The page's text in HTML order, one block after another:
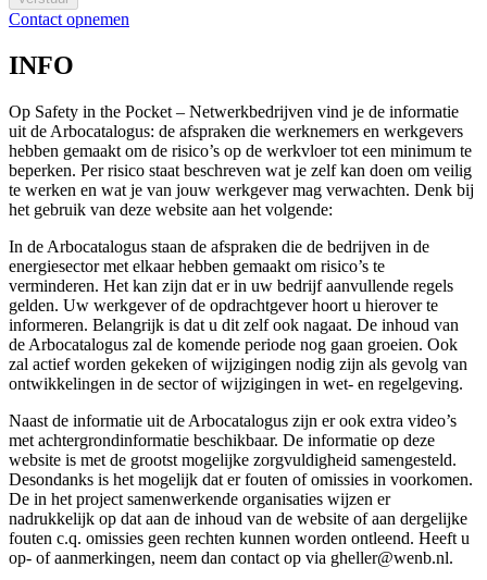
Contact opnemen
INFO
Op Safety in the Pocket – Netwerkbedrijven vind je de informatie
uit de Arbocatalogus: de afspraken die werknemers en werkgevers
hebben gemaakt om de risico’s op de werkvloer tot een minimum te
beperken. Per risico staat beschreven wat je zelf kan doen om veilig
te werken en wat je van jouw werkgever mag verwachten. Denk bij
het gebruik van deze website aan het volgende:
In de Arbocatalogus staan de afspraken die de bedrijven in de
energiesector met elkaar hebben gemaakt om risico’s te
verminderen. Het kan zijn dat er in uw bedrijf aanvullende regels
gelden. Uw werkgever of de opdrachtgever hoort u hierover te
informeren. Belangrijk is dat u dit zelf ook nagaat. De inhoud van
de Arbocatalogus zal de komende periode nog gaan groeien. Ook
zal actief worden gekeken of wijzigingen nodig zijn als gevolg van
ontwikkelingen in de sector of wijzigingen in wet- en regelgeving.
Naast de informatie uit de Arbocatalogus zijn er ook extra video’s
met achtergrondinformatie beschikbaar. De informatie op deze
website is met de grootst mogelijke zorgvuldigheid samengesteld.
Desondanks is het mogelijk dat er fouten of omissies in voorkomen.
De in het project samenwerkende organisaties wijzen er
nadrukkelijk op dat aan de inhoud van de website of aan dergelijke
fouten c.q. omissies geen rechten kunnen worden ontleend. Heeft u
op- of aanmerkingen, neem dan contact op via gheller@wenb.nl.